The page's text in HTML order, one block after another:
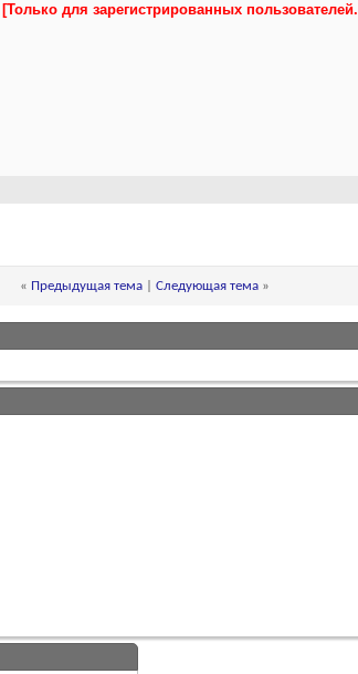
[Только для зарегистрированных пользователей.
« Предыдущая тема Следующая тема »